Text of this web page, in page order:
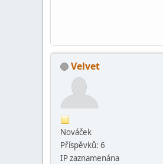
Velvet
Nováček
Příspěvků: 6
IP zaznamenána